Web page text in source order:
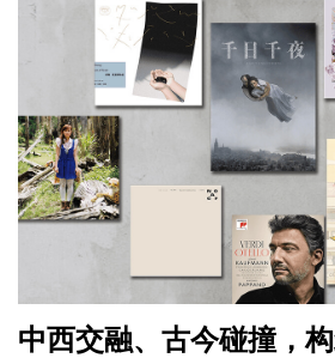
中西交融、古今碰撞，